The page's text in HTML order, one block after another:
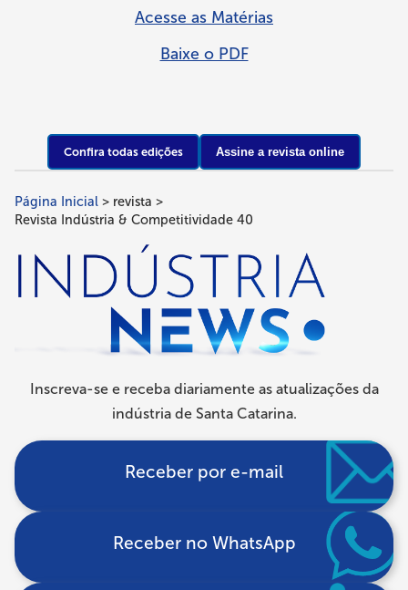
Acesse as Matérias
Baixe o PDF
Confira todas edições Assine a revista online
Trilha
navegação
Página Inicial
revista
Revista Indústria & Competitividade 40
Inscreva-se e receba diariamente as atualizações da
indústria de Santa Catarina.
Receber por e-mail
Receber no WhatsApp